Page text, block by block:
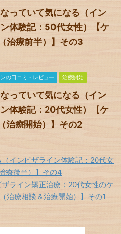
っていて気になる（イン
体験記：50代女性）【ケ
治療前半）】その3
の口コミ・レビュー 治療開始
っていて気になる（イン
体験記：20代女性）【ケ
治療開始）】その2
インビザライン体験記：20代女
療後半）】その4
ライン矯正治療：20代女性のケ
治療相談＆治療開始）】その1